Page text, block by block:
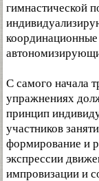
гимнастической
С самого начала
упражнениях
принцип
участников
формирование и
экспрессии
импровизации и